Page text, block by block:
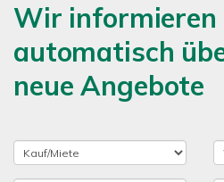
Wir informieren
automatisch
neue Angebote